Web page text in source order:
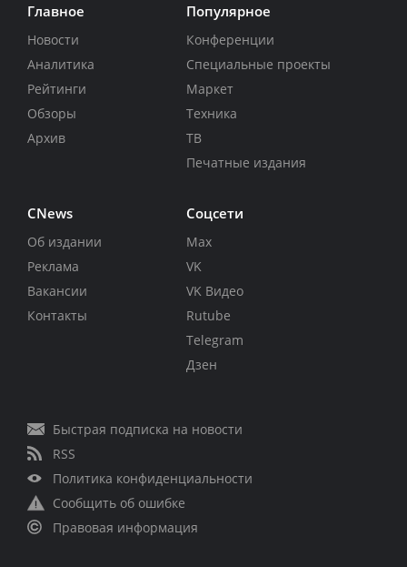
Главное
Новости
Аналитика
Рейтинги
Обзоры
Архив
Популярное
Конференции
Специальные проекты
Маркет
Техника
ТВ
Печатные издания
CNews
Об издании
Реклама
Вакансии
Контакты
Соцсети
Max
VK
VK Видео
Rutube
Telegram
Дзен
Быстрая подписка на новости
RSS
Политика конфиденциальности
Сообщить об ошибке
Правовая информация